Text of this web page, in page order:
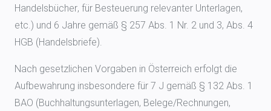
Handelsbücher, für Besteuerung relevanter Unterlagen,
etc.) und 6 Jahre gemäß § 257 Abs. 1 Nr. 2 und 3, Abs. 4
HGB (Handelsbriefe).
Nach gesetzlichen Vorgaben in Österreich erfolgt die
Aufbewahrung insbesondere für 7 J gemäß § 132 Abs. 1
BAO (Buchhaltungsunterlagen, Belege/Rechnungen,